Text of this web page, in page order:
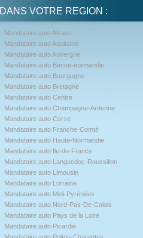
DANS VOTRE REGION :
Mandataire auto Alsace
Mandataire auto Aquitaine
Mandataire auto Auvergne
Mandataire auto Basse-normandie
Mandataire auto Bourgogne
Mandataire auto Bretagne
Mandataire auto Centre
Mandataire auto Champagne-Ardenne
Mandataire auto Corse
Mandataire auto Franche-Comté
Mandataire auto Haute-Normandie
Mandataire auto Ile-de-France
Mandataire auto Languedoc-Roussillon
Mandataire auto Limousin
Mandataire auto Lorraine
Mandataire auto Midi-Pyrénées
Mandataire auto Nord-Pas-De-Calais
Mandataire auto Pays de la Loire
Mandataire auto Picardie